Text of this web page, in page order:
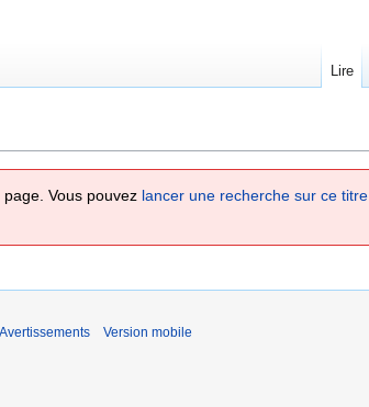
page. Vous pouvez lancer une recherche sur ce titre
Lire
Avertissements Version mobile